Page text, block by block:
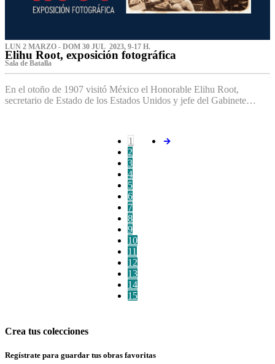
LUN 2 MARZO - DOM 30 JUL 2023, 9-17 H.
Elihu Root, exposición fotográfica
Sala de Batalla
En el otoño de 1907 visitó México el Honorable Elihu Root,
secretario de Estado de los Estados Unidos y jefe del Gabinete…
1
2
3
4
5
6
7
8
9
10
11
12
13
14
15
Crea tus colecciones
Regístrate para guardar tus obras favoritas